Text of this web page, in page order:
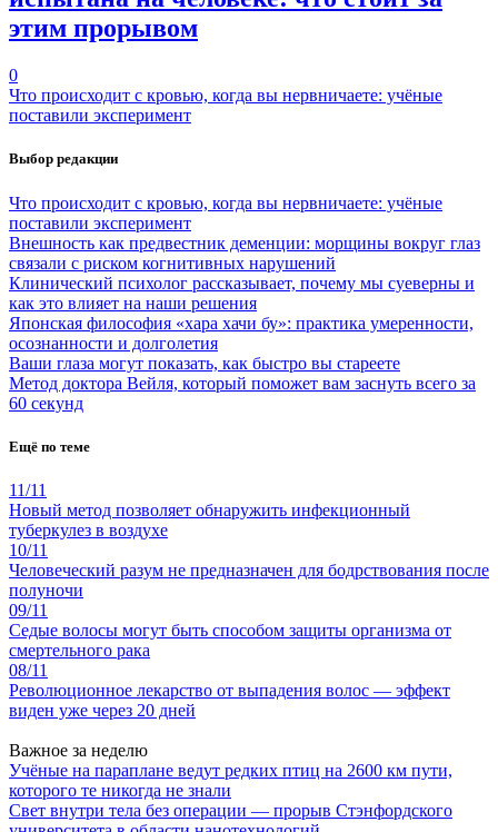
этим прорывом
0
Что происходит с кровью, когда вы нервничаете: учёные
поставили эксперимент
Выбор редакции
Что происходит с кровью, когда вы нервничаете: учёные
поставили эксперимент
Внешность как предвестник деменции: морщины вокруг глаз
связали с риском когнитивных нарушений
Клинический психолог рассказывает, почему мы суеверны и
как это влияет на наши решения
Японская философия «хара хачи бу»: практика умеренности,
осознанности и долголетия
Ваши глаза могут показать, как быстро вы стареете
Метод доктора Вейля, который поможет вам заснуть всего за
60 секунд
Ещё по теме
11/11
Новый метод позволяет обнаружить инфекционный
туберкулез в воздухе
10/11
Человеческий разум не предназначен для бодрствования после
полуночи
09/11
Седые волосы могут быть способом защиты организма от
смертельного рака
08/11
Революционное лекарство от выпадения волос — эффект
виден уже через 20 дней
Важное за неделю
Учёные на параплане ведут редких птиц на 2600 км пути,
которого те никогда не знали
Свет внутри тела без операции — прорыв Стэнфордского